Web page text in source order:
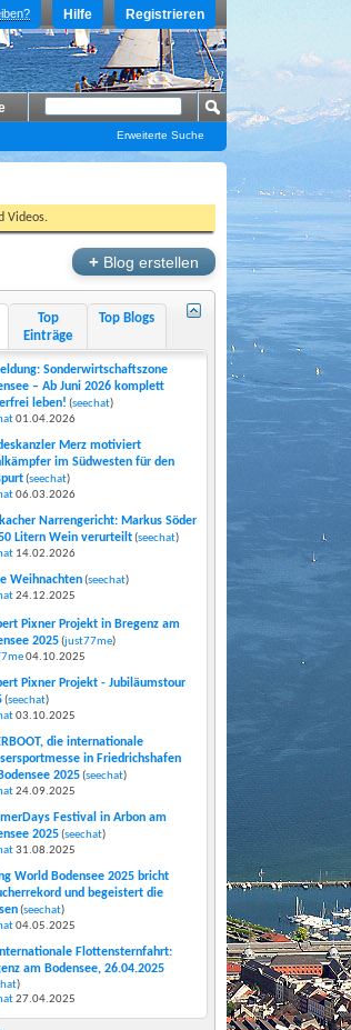
Registrieren
Hilfe
Erweiterte Suche
Videos.
+ Blog erstellen
Top
Einträge
Top Blogs
Sonderwirtschaftszone
– Ab Juni 2026 komplett
leben! (seechat)
01.04.2026
Merz motiviert
im Südwesten für den
(seechat)
06.03.2026
Narrengericht: Markus Söder
Litern Wein verurteilt(seechat)
14.02.2026
Weihnachten(seechat)
24.12.2025
Pixner Projekt in Bregenz am
2025(just77me)
04.10.2025
Pixner Projekt - Jubiläumstour
(seechat)
03.10.2025
die internationale
in Friedrichshafen
2025(seechat)
24.09.2025
Festival in Arbon am
2025(seechat)
31.08.2025
World Bodensee 2025 bricht
und begeistert die
(seechat)
04.05.2025
Flottensternfahrt:
am Bodensee, 26.04.2025
)
27.04.2025